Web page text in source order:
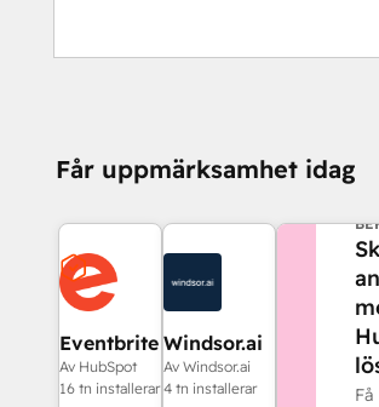
Får uppmärksamhet idag
Eventbrite
Av HubSpot
16 tn installerar
Windsor.ai
Av Windsor.ai
4 tn installerar